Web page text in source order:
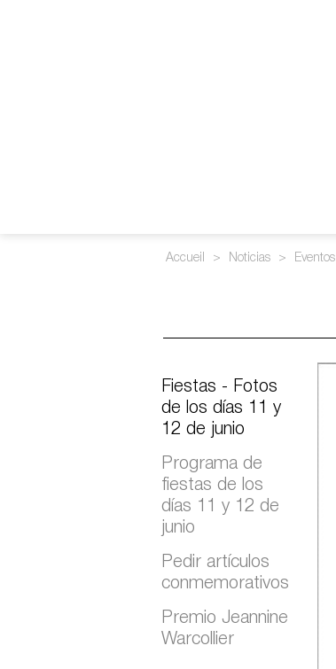
Accueil > Noticias > Eventos
Fiestas - Fotos
de los días 11 y
12 de junio
Programa de
fiestas de los
días 11 y 12 de
junio
Pedir artículos
conmemorativos
Premio Jeannine
Warcollier